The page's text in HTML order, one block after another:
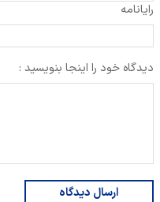
رایانامه
دیدگاه خود را اینجا بنویسید :
ارسال دیدگاه